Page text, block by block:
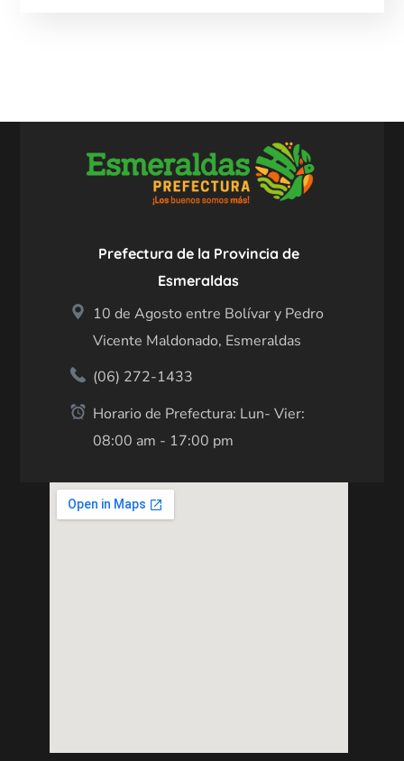
Prefectura de la Provincia de
Esmeraldas
10 de Agosto entre Bolívar y Pedro
Vicente Maldonado, Esmeraldas
(06) 272-1433
Horario de Prefectura: Lun- Vier:
08:00 am - 17:00 pm